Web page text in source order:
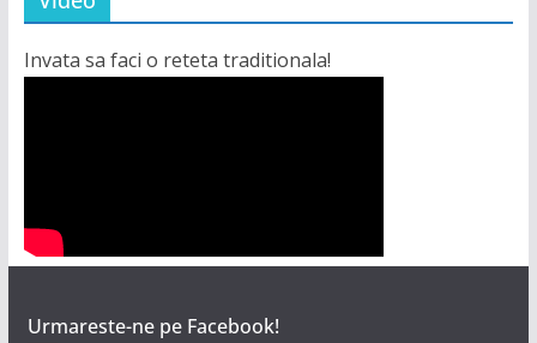
Invata sa faci o reteta traditionala!
Urmareste-ne pe Facebook!